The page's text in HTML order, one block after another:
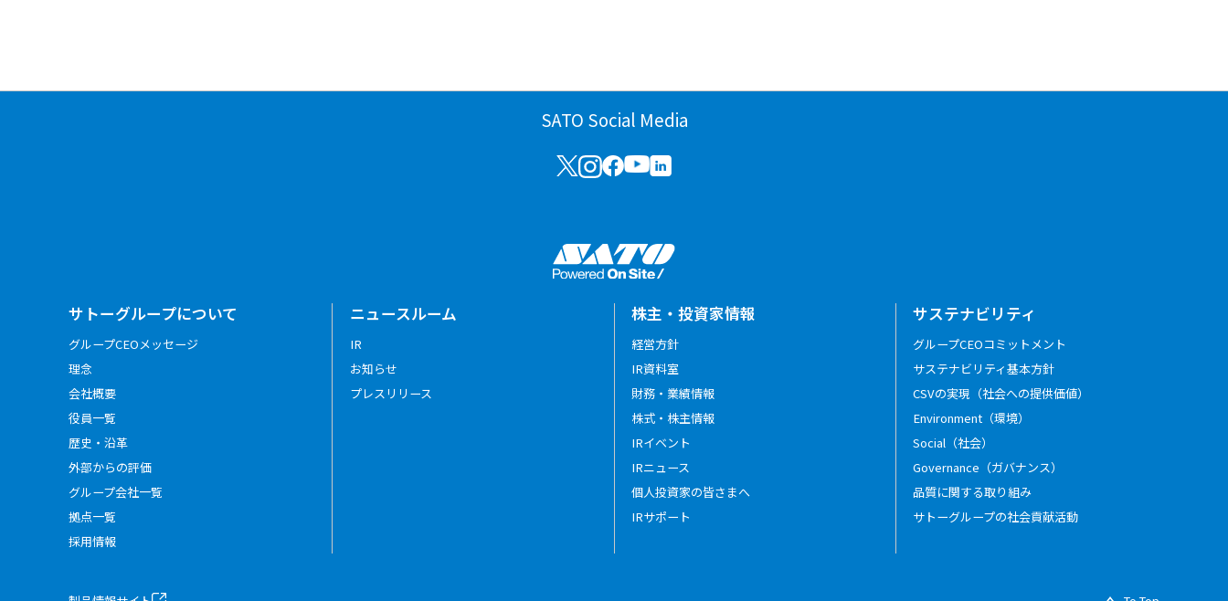
SATO Social Media
サトーグループについて
グループCEOメッセージ
理念
会社概要
役員一覧
歴史・沿革
外部からの評価
グループ会社一覧
拠点一覧
採用情報
ニュースルーム
IR
お知らせ
プレスリリース
株主・投資家情報
経営方針
IR資料室
財務・業績情報
株式・株主情報
IRイベント
IRニュース
個人投資家の皆さまへ
IRサポート
サステナビリティ
グループCEOコミットメント
サステナビリティ基本方針
CSVの実現（社会への提供価値）
Environment（環境）
Social（社会）
Governance（ガバナンス）
品質に関する取り組み
サトーグループの社会貢献活動